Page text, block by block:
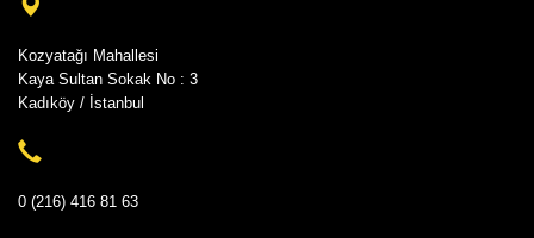
Kozyatağı Mahallesi
Kaya Sultan Sokak No : 3
Kadıköy / İstanbul
0 (216) 416 81 63